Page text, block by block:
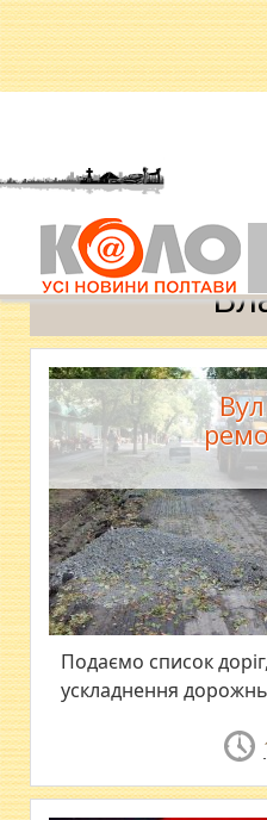
Головна » Новини »
Подаємо список
ускладнення